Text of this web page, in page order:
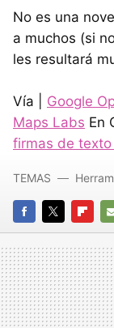
No es una
a muchos (si
les resultará
Vía | Google
Maps Labs En
firmas de
FACEBOOK
TWITTER
TEMAS